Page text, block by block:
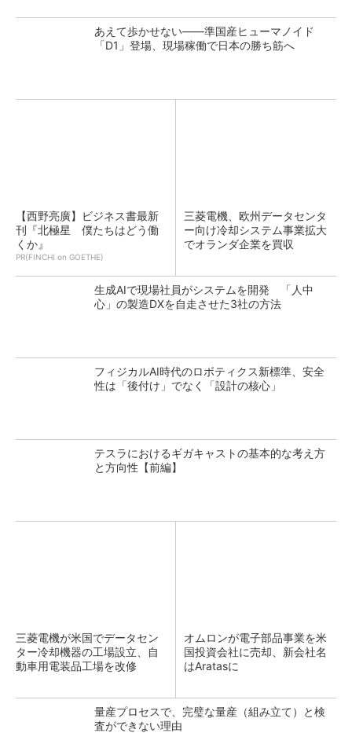
あえて歩かせない――準国産ヒューマノイド
「D1」登場、現場稼働で日本の勝ち筋へ
【西野亮廣】ビジネス書最新
刊『北極星 僕たちはどう働
くか』
PR(FINCHI on GOETHE)
三菱電機、欧州データセンタ
ー向け冷却システム事業拡大
でオランダ企業を買収
生成AIで現場社員がシステムを開発 「人中
心」の製造DXを自走させた3社の方法
フィジカルAI時代のロボティクス新標準、安全
性は「後付け」でなく「設計の核心」
テスラにおけるギガキャストの基本的な考え方
と方向性【前編】
三菱電機が米国でデータセン
ター冷却機器の工場設立、自
動車用電装品工場を改修
オムロンが電子部品事業を米
国投資会社に売却、新会社名
はAratasに
量産プロセスで、完璧な量産（組み立て）と検
査ができない理由